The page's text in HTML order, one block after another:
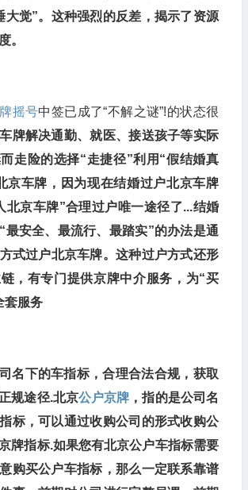
大觉”。这种强烈的反差，揭示了资源
。
摇号中签已成了“不解之谜”!的状态很
车牌解决通勤、就医、接送孩子等实际
走险的选择“走捷径”利用“假结婚真
京车牌，因为现在结婚过户北京车牌
北京车牌”合理过户唯一途径了...结婚
最安全、最流行、最踏实”的办法是通
式过户北京车牌。这种过户方式还形
，有专门提供京牌中介服务，为“买
套服务
名下的车指标，合理合法合规，获取
规途径.北京公户京牌 ，指的是公司名
标，可以通过收购公司的形式收购公
牌指标.如果您有北京公户车指标需要
购买公户车指标，那么一定联系靠谱